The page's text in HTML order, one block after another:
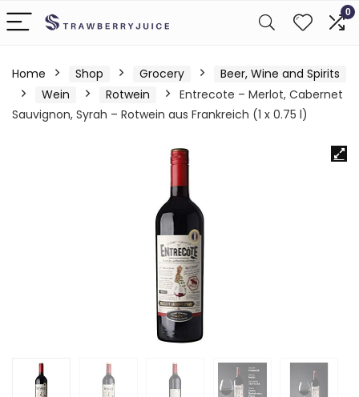
0
Home Shop Grocery
Beer, Wine and Spirits
Wein
Rotwein
Entrecote – Merlot, Cabernet
Sauvignon, Syrah – Rotwein aus Frankreich (1 x 0.75 l)